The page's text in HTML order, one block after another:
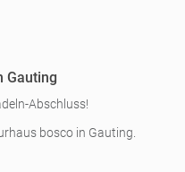
Gauting
Abschluss!
bosco in Gauting.